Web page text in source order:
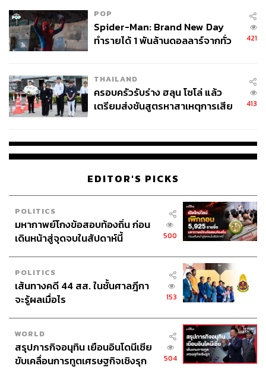
POP
Spider-Man: Brand New Day
ทำรายได้ 1 พันล้านดอลลาร์จากทั่ว
421
THAILAND
ครอบครัวรับร่าง ฮลุน โซโล่ แล้ว
เตรียมส่งชันสูตรหาสาเหตุการเสีย
413
EDITOR'S PICKS
POLITICS
มหากาพย์โกงข้อสอบท้องถิ่น ก่อน
เดินหน้าสู่จุดจบในสัปดาห์นี้
500
POLITICS
เส้นทางคดี 44 สส. ในชั้นศาลฎีกา
จะรู้ผลเมื่อไร
153
WORLD
สรุปภารกิจอนุทิน เยือนอินโดนีเซีย
ขับเคลื่อนการทูตเศรษฐกิจเชิงรุก
504